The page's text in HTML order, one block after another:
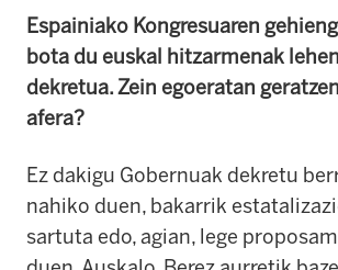
Espainiako Kongresuaren
bota du euskal hitzarmenak
dekretua. Zein egoeratan
afera?
Ez dakigu Gobernuak dekretu
nahiko duen, bakarrik
sartuta edo, agian, lege